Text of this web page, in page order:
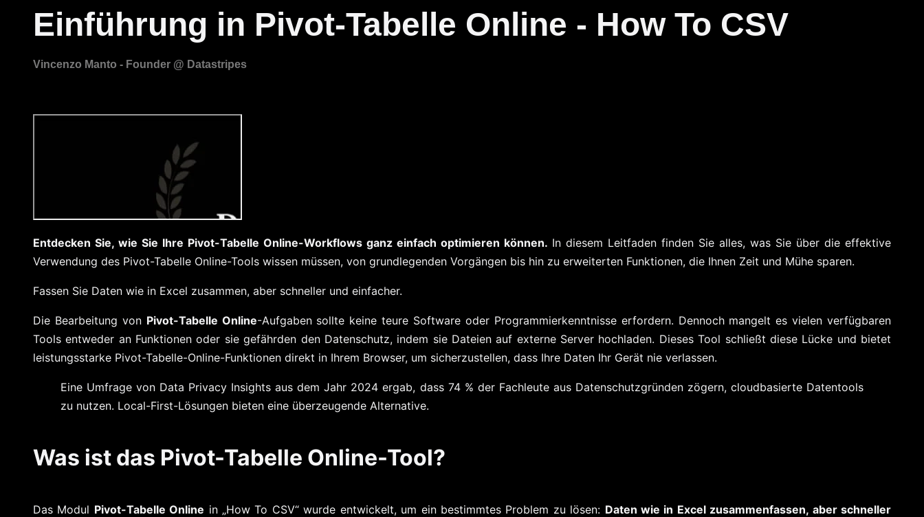
Einführung in Pivot-Tabelle Online - How To CSV
Entdecken Sie, wie Sie Ihre Pivot-Tabelle Online-Workflows ganz einfach optimieren können. In diesem Leitfaden finden Sie alles, was Sie über die effektive
Verwendung des Pivot-Tabelle Online-Tools wissen müssen, von grundlegenden Vorgängen bis hin zu erweiterten Funktionen, die Ihnen Zeit und Mühe sparen.
Fassen Sie Daten wie in Excel zusammen, aber schneller und einfacher.
Die Bearbeitung von Pivot-Tabelle Online-Aufgaben sollte keine teure Software oder Programmierkenntnisse erfordern. Dennoch mangelt es vielen verfügbaren
Tools entweder an Funktionen oder sie gefährden den Datenschutz, indem sie Dateien auf externe Server hochladen. Dieses Tool schließt diese Lücke und bietet
leistungsstarke Pivot-Tabelle-Online-Funktionen direkt in Ihrem Browser, um sicherzustellen, dass Ihre Daten Ihr Gerät nie verlassen.
Eine Umfrage von Data Privacy Insights aus dem Jahr 2024 ergab, dass 74 % der Fachleute aus Datenschutzgründen zögern, cloudbasierte Datentools
zu nutzen. Local-First-Lösungen bieten eine überzeugende Alternative.
Was ist das Pivot-Tabelle Online-Tool?
Das Modul Pivot-Tabelle Online in „How To CSV“ wurde entwickelt, um ein bestimmtes Problem zu lösen: Daten wie in Excel zusammenfassen, aber schneller